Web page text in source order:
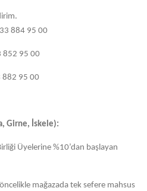
884 95 00
852 95 00
882 95 00
Girne, İskele):
Üyelerine %10’dan başlayan
mağazada tek sefere mahsus